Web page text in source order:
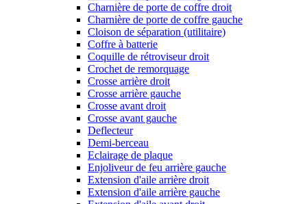
Charnière de porte de coffre droit
Charnière de porte de coffre gauche
Cloison de séparation (utilitaire)
Coffre à batterie
Coquille de rétroviseur droit
Crochet de remorquage
Crosse arrière droit
Crosse arrière gauche
Crosse avant droit
Crosse avant gauche
Deflecteur
Demi-berceau
Eclairage de plaque
Enjoliveur de feu arrière gauche
Extension d'aile arrière droit
Extension d'aile arrière gauche